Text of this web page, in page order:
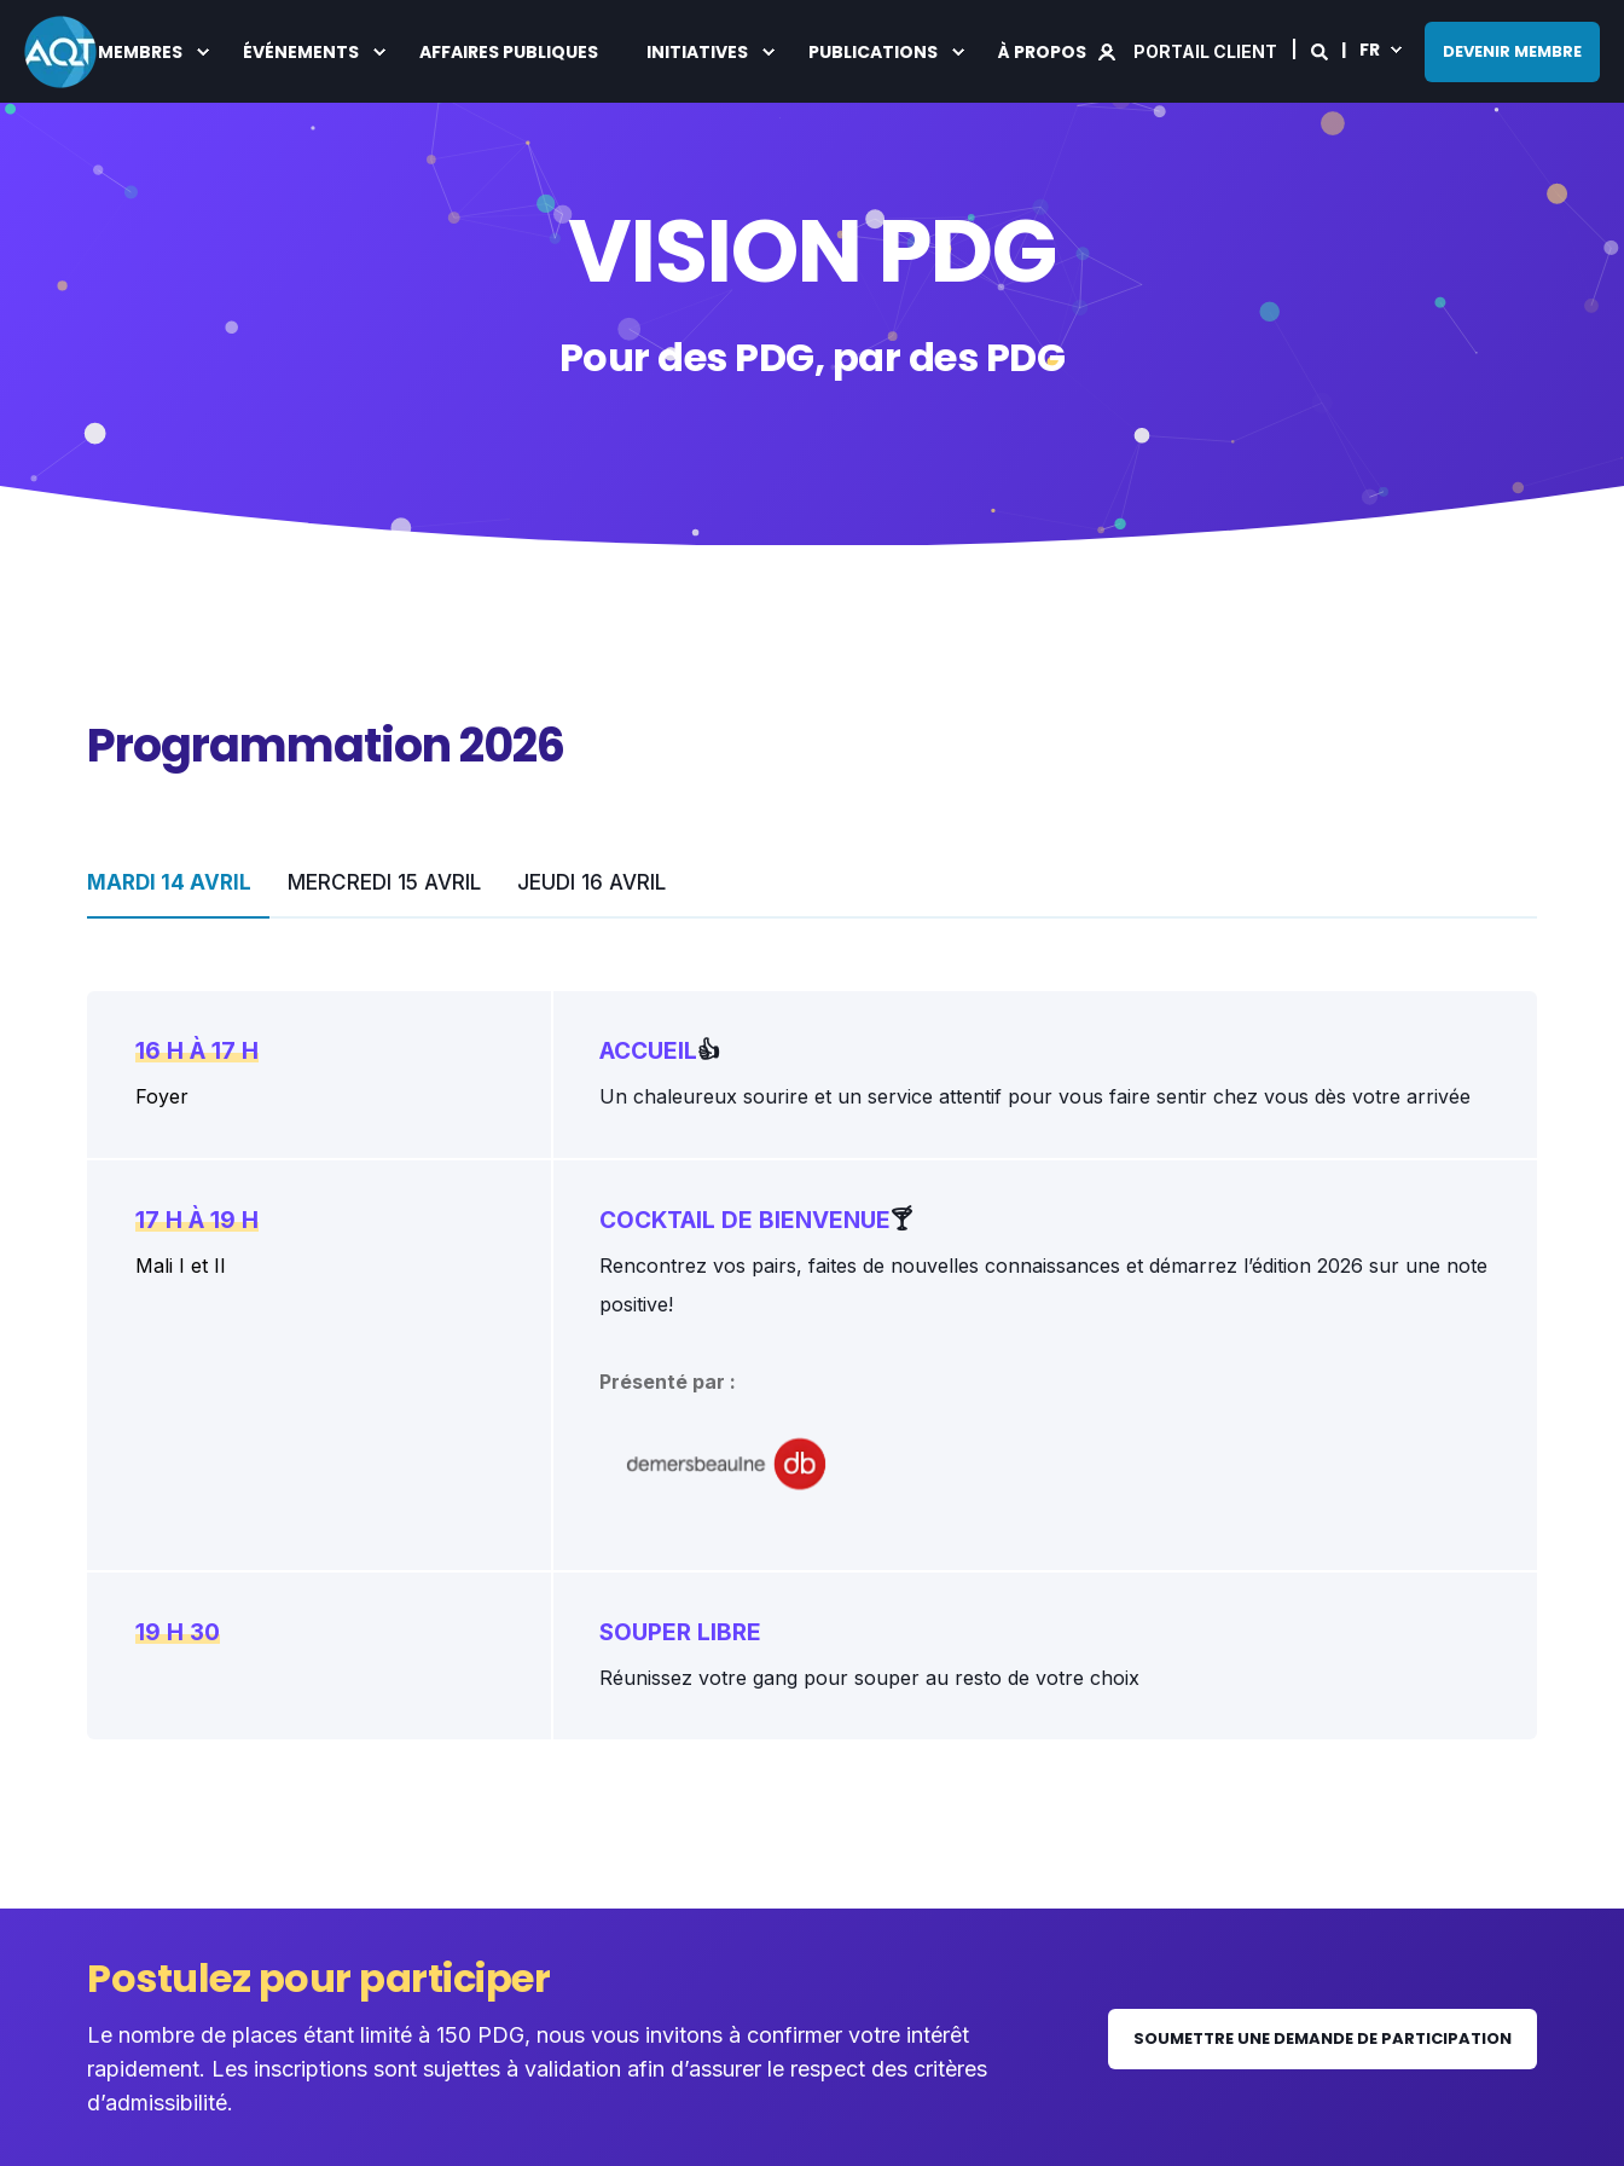
MEMBRES ÉVÉNEMENTS AFFAIRES PUBLIQUES INITIATIVES PUBLICATIONS À PROPOS PORTAIL CLIENT FR DEVENIR MEMBRE
VISION PDG
Pour des PDG, par des PDG
Programmation 2026
MARDI 14 AVRIL MERCREDI 15 AVRIL JEUDI 16 AVRIL
16 H À 17 H
Foyer
ACCUEIL👍
Un chaleureux sourire et un service attentif pour vous faire sentir chez vous dès votre arrivée
17 H À 19 H
Mali I et II
COCKTAIL DE BIENVENUE🍸
Rencontrez vos pairs, faites de nouvelles connaissances et démarrez l’édition 2026 sur une note
positive!
Présenté par :
19 H 30 SOUPER LIBRE
Réunissez votre gang pour souper au resto de votre choix
Postulez pour participer
Le nombre de places étant limité à 150 PDG, nous vous invitons à confirmer votre intérêt
rapidement. Les inscriptions sont sujettes à validation afin d’assurer le respect des critères
d’admissibilité.
SOUMETTRE UNE DEMANDE DE PARTICIPATION